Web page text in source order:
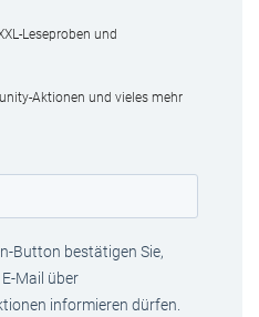
Leseproben und
Aktionen und vieles mehr
Button bestätigen Sie,
Mail über
informieren dürfen.